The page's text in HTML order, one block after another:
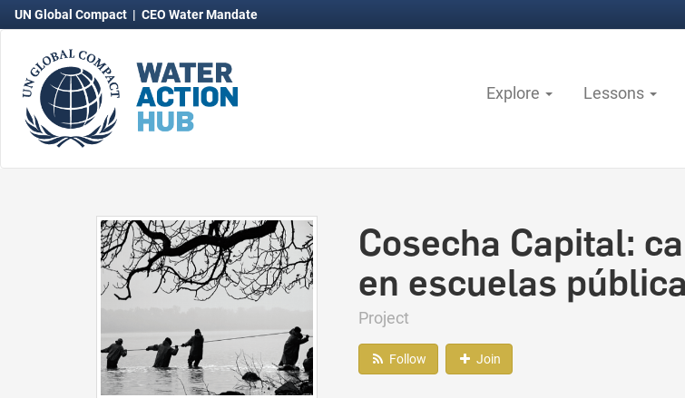
UN Global Compact | CEO Water Mandate
Explore Lessons
Cosecha Capital:
en escuelas
Project
Follow Join